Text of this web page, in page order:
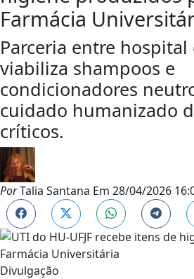
Farmácia
Parceria entre
viabiliza shampoos e
condicionadores
cuidado humanizado
críticos.
PorTalia Santana Em 28/04/2026
Divulgação